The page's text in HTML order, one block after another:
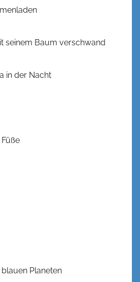
seinem Baum verschwand
in der Nacht
Planeten